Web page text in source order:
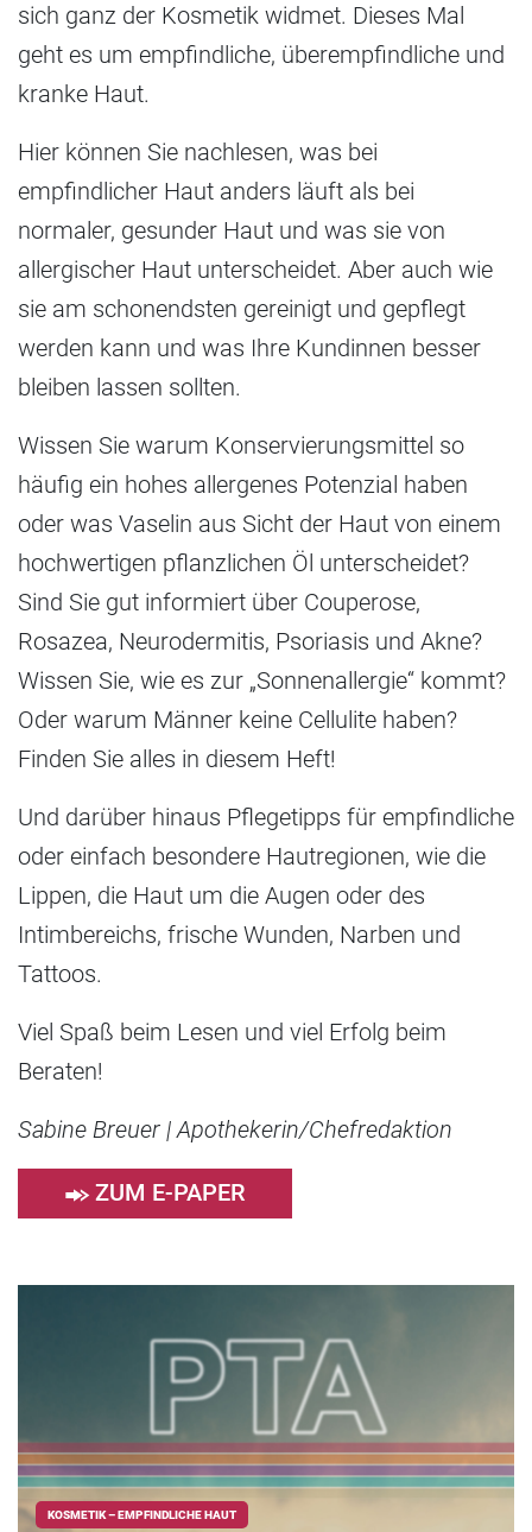
sich ganz der Kosmetik widmet. Dieses Mal
geht es um empfindliche, überempfindliche und
kranke Haut.
Hier können Sie nachlesen, was bei
empfindlicher Haut anders läuft als bei
normaler, gesunder Haut und was sie von
allergischer Haut unterscheidet. Aber auch wie
sie am schonendsten gereinigt und gepflegt
werden kann und was Ihre Kundinnen besser
bleiben lassen sollten.
Wissen Sie warum Konservierungsmittel so
häufig ein hohes allergenes Potenzial haben
oder was Vaselin aus Sicht der Haut von einem
hochwertigen pflanzlichen Öl unterscheidet?
Sind Sie gut informiert über Couperose,
Rosazea, Neurodermitis, Psoriasis und Akne?
Wissen Sie, wie es zur „Sonnenallergie“ kommt?
Oder warum Männer keine Cellulite haben?
Finden Sie alles in diesem Heft!
Und darüber hinaus Pflegetipps für empfindliche
oder einfach besondere Hautregionen, wie die
Lippen, die Haut um die Augen oder des
Intimbereichs, frische Wunden, Narben und
Tattoos.
Viel Spaß beim Lesen und viel Erfolg beim
Beraten!
Sabine Breuer | Apothekerin/Chefredaktion
ZUM E-PAPER
KOSMETIK – EMPFINDLICHE HAUT